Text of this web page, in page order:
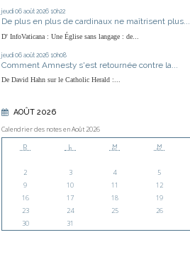
jeudi 06 août 2026 10h22
De plus en plus de cardinaux ne maîtrisent plus...
D' InfoVaticana : Une Église sans langage : de...
jeudi 06 août 2026 10h08
Comment Amnesty s'est retournée contre la...
De David Hahn sur le Catholic Herald :...
AOÛT 2026
Calendrier des notes en Août 2026
D L M M
2
3 4 5
9
10 11 12
16
17 18 19
23
24 25 26
30
31